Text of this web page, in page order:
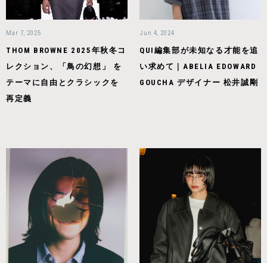
Mar 7, 2025
THOM BROWNE 2025年秋冬コ
レクション、「鳥の幻想」 を
テーマに自由とクラシックを
再定義
Jun 4, 2024
QUI編集部が未知なる才能を追
い求めて｜ABELIA EDOWARD
GOUCHA デザイナー 松井誠剛